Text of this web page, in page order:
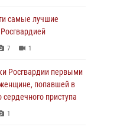
7 1
Росгвардии первыми
приступа
1
масштабная
самые лучшие
7 1
Росгвардии первыми
попавшей в
приступа
1